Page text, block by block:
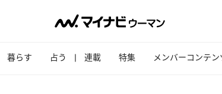
暮らす 占う 連載 特集 メンバーコンテン